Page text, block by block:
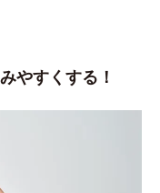
やすくする！